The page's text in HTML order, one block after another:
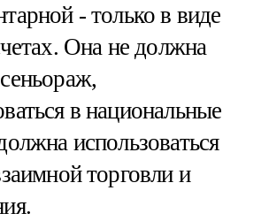
- только в виде
Она не должна
в национальные
использоваться
торговли и